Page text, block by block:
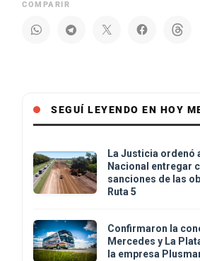
COMPARIR
SEGUÍ LEYENDO EN HOY
La Justicia ordenó
Nacional entregar
sanciones de las
Ruta 5
Confirmaron la
Mercedes y La
la empresa